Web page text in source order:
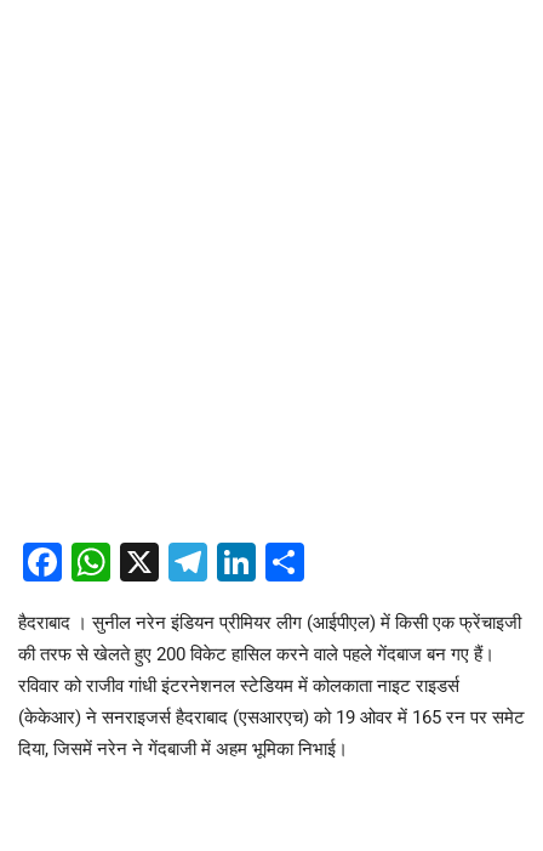
Facebook
WhatsApp
X Telegram
LinkedIn
हैदराबाद । सुनील नरेन इंडियन प्रीमियर लीग (आईपीएल) में किसी एक फ्रेंचाइजी
की तरफ से खेलते हुए 200 विकेट हासिल करने वाले पहले गेंदबाज बन गए हैं।
रविवार को राजीव गांधी इंटरनेशनल स्टेडियम में कोलकाता नाइट राइडर्स
(केकेआर) ने सनराइजर्स हैदराबाद (एसआरएच) को 19 ओवर में 165 रन पर समेट
दिया, जिसमें नरेन ने गेंदबाजी में अहम भूमिका निभाई।